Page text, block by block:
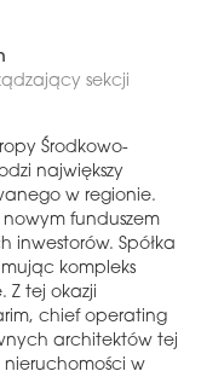
sekcji
Środkowo-
największy
w regionie.
nowym funduszem
inwestorów. Spółka
kompleks
Z tej okazji
chief operating
architektów tej
w